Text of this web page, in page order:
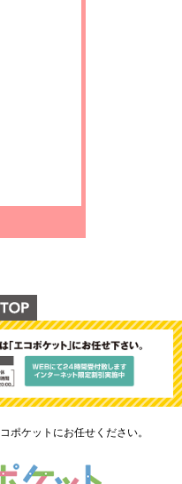
ポケットにお任せください。